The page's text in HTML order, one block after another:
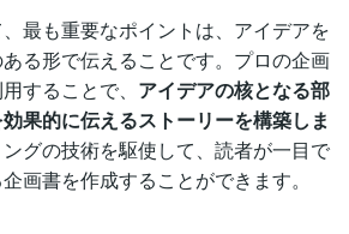
最も重要なポイントは、アイデアを
る形で伝えることです。プロの企画
することで、 アイデアの核となる部
果的に伝えるストーリーを構築しま
グの技術を駆使して、読者が一目で
画書を作成することができます。